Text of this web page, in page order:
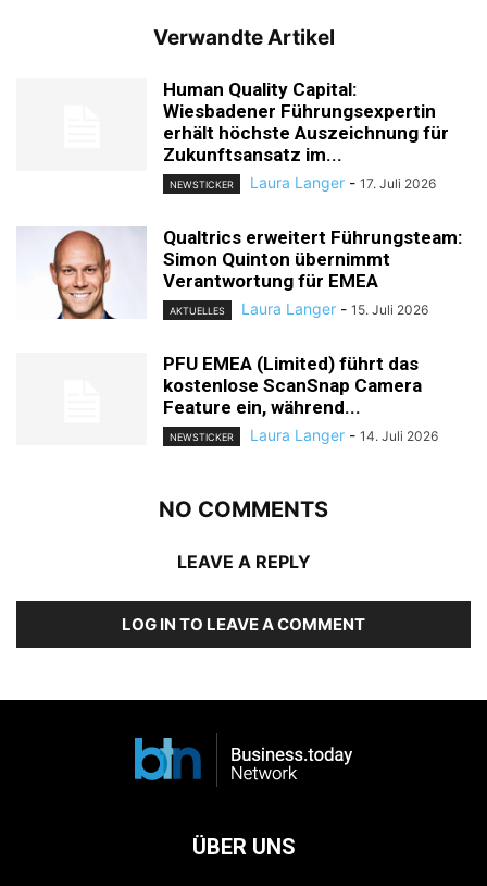
Verwandte Artikel
Human Quality Capital:
Wiesbadener Führungsexpertin
erhält höchste Auszeichnung für
Zukunftsansatz im...
NEWSTICKER Laura Langer - 17. Juli 2026
Qualtrics erweitert Führungsteam:
Simon Quinton übernimmt
Verantwortung für EMEA
AKTUELLES Laura Langer - 15. Juli 2026
PFU EMEA (Limited) führt das
kostenlose ScanSnap Camera
Feature ein, während...
NEWSTICKER Laura Langer - 14. Juli 2026
NO COMMENTS
LEAVE A REPLY
LOG IN TO LEAVE A COMMENT
ÜBER UNS